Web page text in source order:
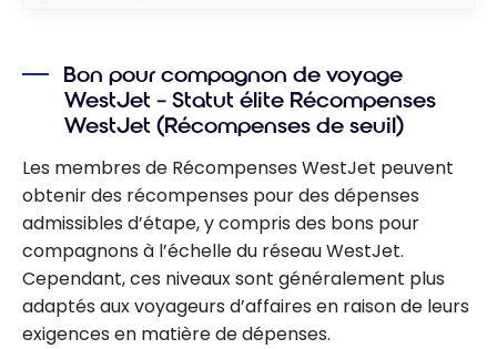
Bon pour compagnon de voyage
WestJet – Statut élite Récompenses
WestJet (Récompenses de seuil)
Les membres de Récompenses WestJet peuvent
obtenir des récompenses pour des dépenses
admissibles d’étape, y compris des bons pour
compagnons à l’échelle du réseau WestJet.
Cependant, ces niveaux sont généralement plus
adaptés aux voyageurs d’affaires en raison de leurs
exigences en matière de dépenses.